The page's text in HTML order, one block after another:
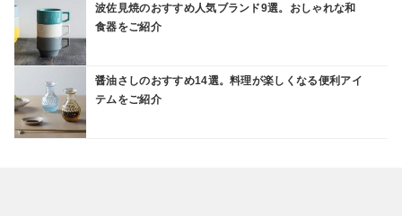
波佐見焼のおすすめ人気ブランド9選。おしゃれな和
食器をご紹介
醤油さしのおすすめ14選。料理が楽しくなる便利アイ
テムをご紹介